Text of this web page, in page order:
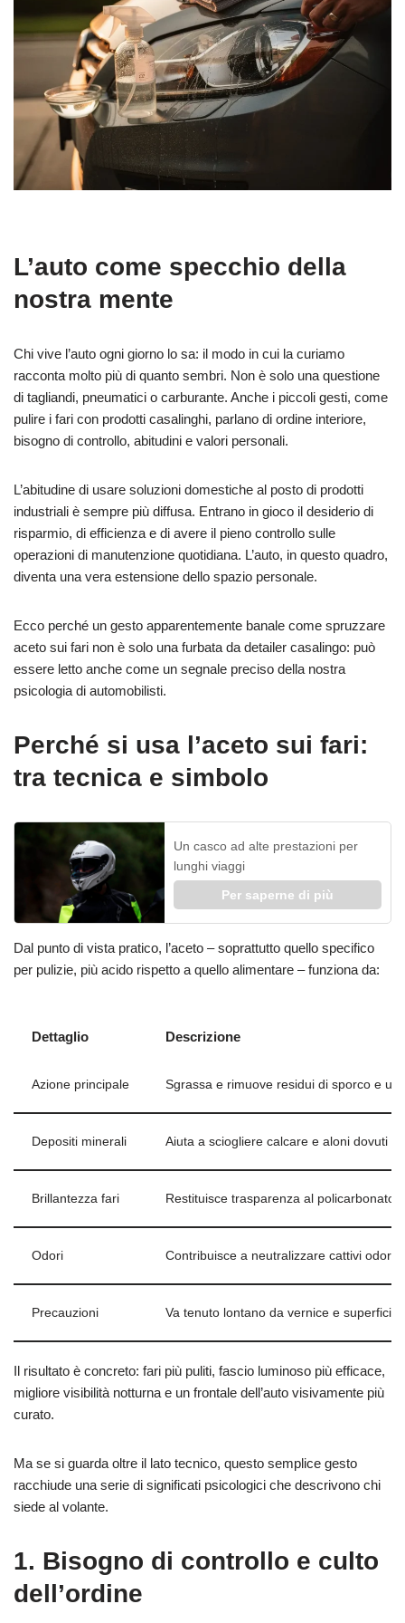
L’auto come specchio della
nostra mente
Chi vive l’auto ogni giorno lo sa: il modo in cui la curiamo
racconta molto più di quanto sembri. Non è solo una questione
di tagliandi, pneumatici o carburante. Anche i piccoli gesti, come
pulire i fari con prodotti casalinghi, parlano di ordine interiore,
bisogno di controllo, abitudini e valori personali.
L’abitudine di usare soluzioni domestiche al posto di prodotti
industriali è sempre più diffusa. Entrano in gioco il desiderio di
risparmio, di efficienza e di avere il pieno controllo sulle
operazioni di manutenzione quotidiana. L’auto, in questo quadro,
diventa una vera estensione dello spazio personale.
Ecco perché un gesto apparentemente banale come spruzzare
aceto sui fari non è solo una furbata da detailer casalingo: può
essere letto anche come un segnale preciso della nostra
psicologia di automobilisti.
Perché si usa l’aceto sui fari:
tra tecnica e simbolo
Un casco ad alte prestazioni per
lunghi viaggi
Per saperne di più
Dal punto di vista pratico, l’aceto – soprattutto quello specifico
per pulizie, più acido rispetto a quello alimentare – funziona da:
Dettaglio Descrizione
Azione principale Sgrassa e rimuove residui di sporco e
Depositi minerali Aiuta a sciogliere calcare e aloni dovuti
Brillantezza fari Restituisce trasparenza al policarbonato
Odori Contribuisce a neutralizzare cattivi odori
Precauzioni Va tenuto lontano da vernice e superfici
Il risultato è concreto: fari più puliti, fascio luminoso più efficace,
migliore visibilità notturna e un frontale dell’auto visivamente più
curato.
Ma se si guarda oltre il lato tecnico, questo semplice gesto
racchiude una serie di significati psicologici che descrivono chi
siede al volante.
1. Bisogno di controllo e culto
dell’ordine